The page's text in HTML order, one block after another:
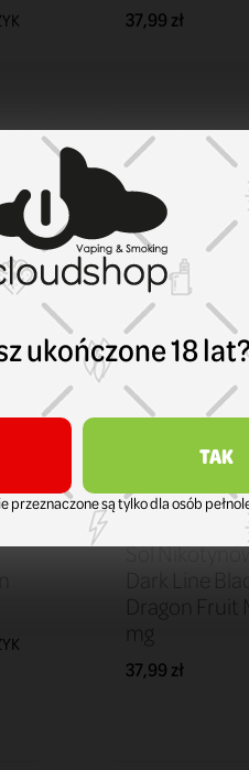
37,99 zł
Dark Line Black
Sól
Dark Line
Dragon Fruit
mg
37,99 zł
ukończone 18
TAK
przeznaczone są tylko dla osób